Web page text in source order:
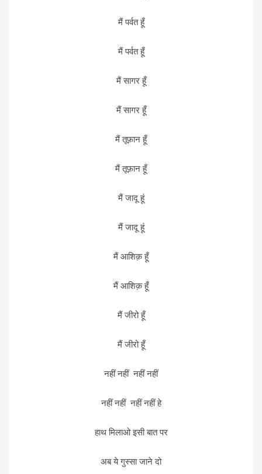
मैं पर्वत हूँ
मैं पर्वत हूँ
मैं सागर हूँ
मैं सागर हूँ
मैं तूफ़ान हूँ
मैं तूफ़ान हूँ
मैं जादू हूं
मैं जादू हूं
मैं आशिक़ हूँ
मैं आशिक़ हूँ
मैं जीरो हूँ
मैं जीरो हूँ
नहीं नहीं नहीं नहीं
नहीं नहीं नहीं नहीं हे
हाथ मिलाओ इसी बात पर
अब ये गुस्सा जाने दो